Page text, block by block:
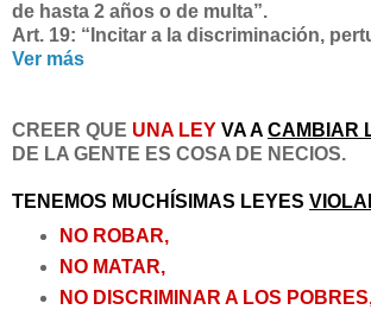
de hasta 2 años o de multa”.
Art. 19: “Incitar a la discriminación,
Ver más
CREER QUE UNA LEY VA A CAMBIAR
DE LA GENTE ES COSA DE NECIOS.
TENEMOS MUCHÍSIMAS LEYES
NO ROBAR,
NO MATAR,
NO DISCRIMINAR A LOS